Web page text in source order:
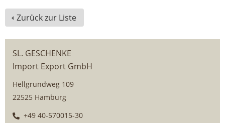
Zurück zur Liste
SL. GESCHENKE
Import Export GmbH
Hellgrundweg 109
22525 Hamburg
+49 40-570015-30